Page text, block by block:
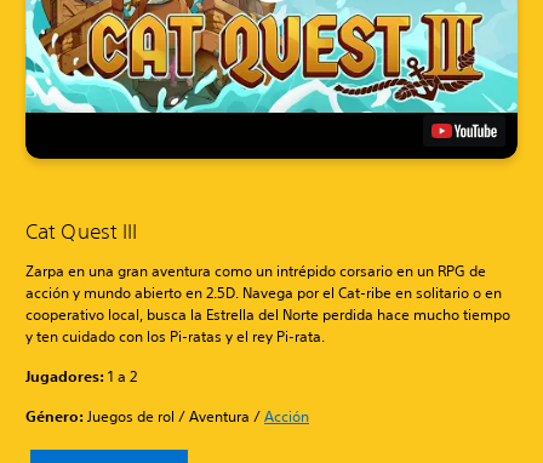
Cat Quest III
Zarpa en una gran aventura como un intrépido corsario en un RPG de
acción y mundo abierto en 2.5D. Navega por el Cat-ribe en solitario o en
cooperativo local, busca la Estrella del Norte perdida hace mucho tiempo
y ten cuidado con los Pi-ratas y el rey Pi-rata.
Jugadores:1 a 2
Género:Juegos de rol / Aventura /Acción